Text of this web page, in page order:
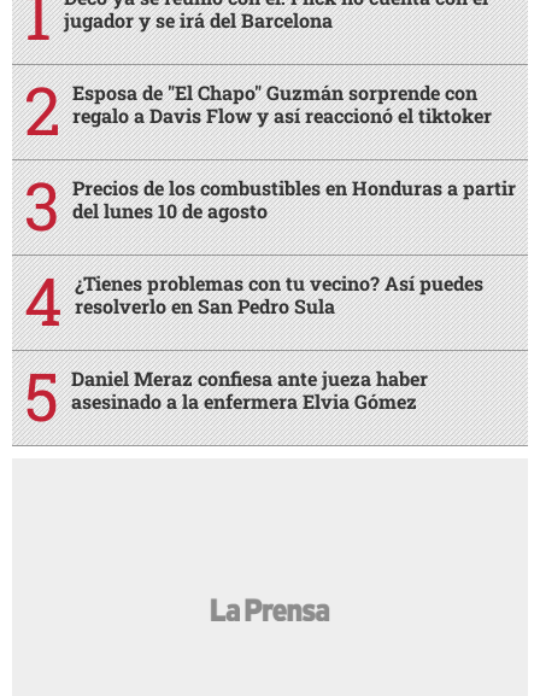
jugador y se irá del Barcelona
Esposa de "El Chapo" Guzmán sorprende con
regalo a Davis Flow y así reaccionó el tiktoker
Precios de los combustibles en Honduras a partir
del lunes 10 de agosto
¿Tienes problemas con tu vecino? Así puedes
resolverlo en San Pedro Sula
Daniel Meraz confiesa ante jueza haber
asesinado a la enfermera Elvia Gómez